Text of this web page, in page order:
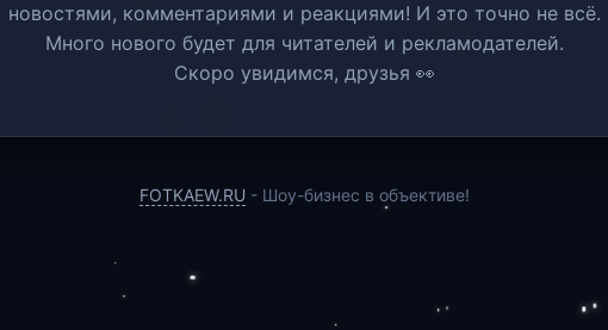
новостями, комментариями и реакциями! И это точно не всё.
Много нового будет для читателей и рекламодателей.
Скоро увидимся, друзья 👀
FOTKAEW.RU - Шоу-бизнес в объективе!